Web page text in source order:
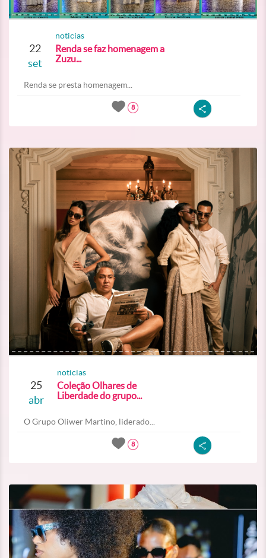
22
set
noticias
Renda se faz homenagem a
Zuzu...
Renda se presta homenagem...
8
25
abr
noticias
Coleção Olhares de
Liberdade do grupo...
O Grupo Oliwer Martino, liderado...
8